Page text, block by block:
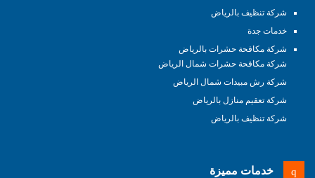
شركة تنظيف بالرياض
خدمات جدة
شركة مكافحة حشرات بالرياض
شركة مكافحة حشرات شمال الرياض
شركة رش مبيدات شمال الرياض
شركة تعقيم منازل بالرياض
شركة تنظيف بالرياض
خدمات مميزة